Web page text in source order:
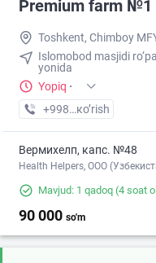
Premium farm №1
Toshkent, Chimboy
Islomobod masjidi
yonida
Yopiq ·
+998 (95) XXX-XX-XX
кo’rish
Вермихелп, капс. №48
Health Helpers, OOO
Mavjud: 1 qadoq (4 soat
90 000 so'm